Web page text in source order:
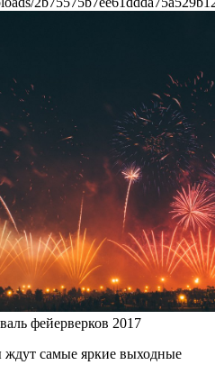
фейерверков 2017
самые яркие выходные